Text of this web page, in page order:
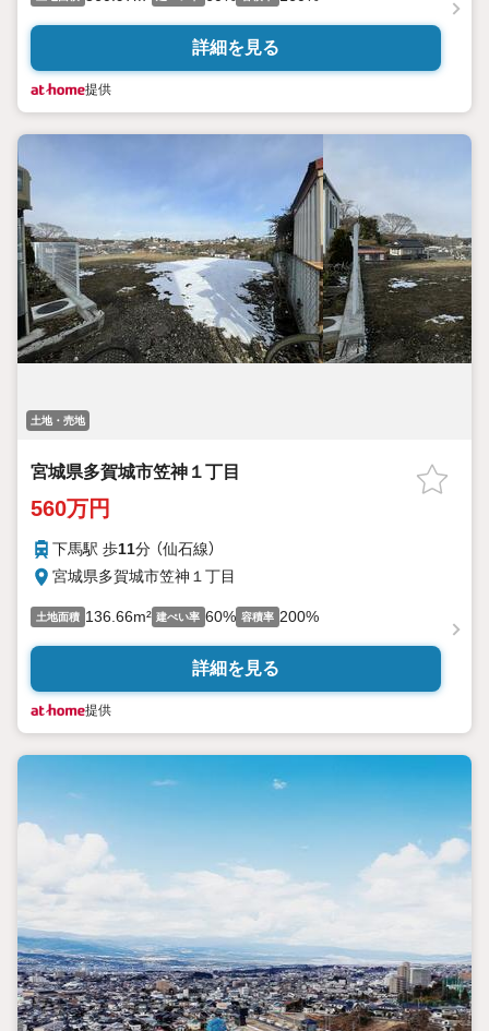
詳細を見る
提供
土地・売地
宮城県多賀城市笠神１丁目
560万円
下馬駅 歩11分 （仙石線）
宮城県多賀城市笠神１丁目
土地面積 136.66m² 建ぺい率 60% 容積率 200%
詳細を見る
提供